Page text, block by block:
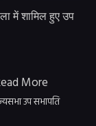
में शामिल हुए उप
More
उप सभापति